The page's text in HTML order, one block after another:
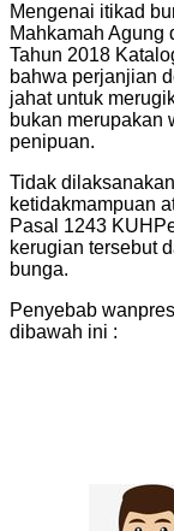
Mengenai itikad
Mahkamah Agung
Tahun 2018
bahwa perjanjian
jahat untuk
bukan merupakan
penipuan.
Tidak
ketidakmampuan
Pasal 1243
kerugian tersebut
bunga.
Penyebab
dibawah ini :